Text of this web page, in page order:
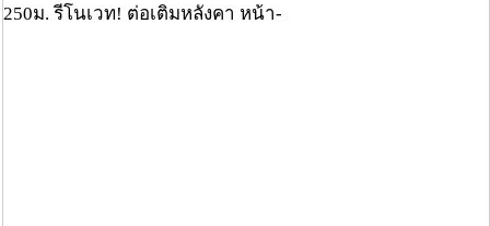
250ม. รีโนเวท! ต่อเติมหลังคา หน้า-